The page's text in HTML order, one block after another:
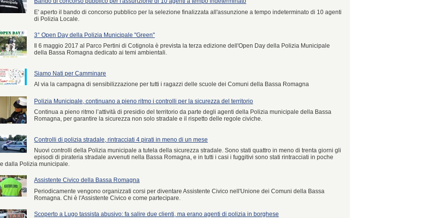
E' aperto il bando di concorso pubblico per la selezione finalizzata all'assunzione a tempo indeterminato di 10 agenti
di Polizia Locale.
3° Open Day della Polizia Municipale "Green"
Il 6 maggio 2017 al Parco Pertini di Cotignola è prevista la terza edizione dell'Open Day della Polizia Municipale
della Bassa Romagna dedicato ai temi ambientali.
Siamo Nati per Camminare
Al via la campagna di sensibilizzazione per tutti i ragazzi delle scuole dei Comuni della Bassa Romagna
Polizia Municipale, continuano a pieno ritmo i controlli per la sicurezza del territorio
Continua a pieno ritmo l’attività di presidio del territorio da parte degli agenti della Polizia municipale della Bassa
Romagna, per garantire la sicurezza non solo stradale e il rispetto delle regole civiche.
Controlli di polizia stradale, rintracciati 4 pirati in meno di un mese
Nuovi controlli della Polizia municipale a tutela della sicurezza stradale. Sono stati quattro in meno di trenta giorni gli
episodi di pirateria stradale avvenuti nella Bassa Romagna, e in tutti i casi i fuggitivi sono stati rintracciati in poche
dalla Polizia municipale.
Assistente Civico della Bassa Romagna
Periodicamente vengono organizzati corsi per diventare Assistente Civico nell'Unione dei Comuni della Bassa
Romagna. Chi è l'Assistente Civico e come partecipare.
Scoperto a Lugo tassista abusivo: fa salire due clienti, ma erano agenti di polizia in borghese